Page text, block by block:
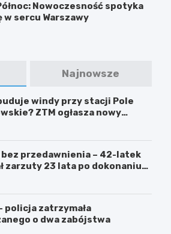
Nowoczesność spotyka
w sercu Warszawy
Najnowsze
windy przy stacji Pole
ZTM ogłasza nowy
bez przedawnienia – 42-latek
zarzuty 23 lata po dokonaniu
policja zatrzymała
o dwa zabójstwa